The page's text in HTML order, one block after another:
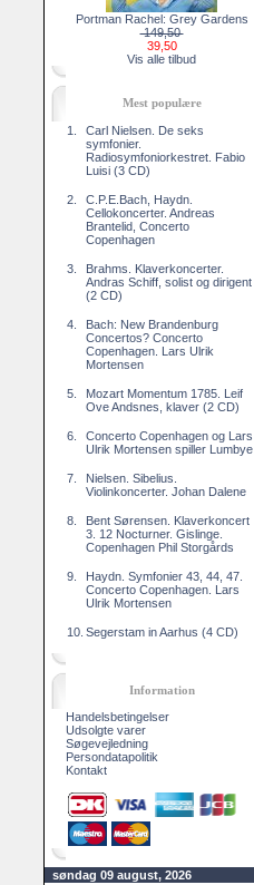
Portman Rachel: Grey Gardens
149,50
39,50
Vis alle tilbud
Mest populære
1.
Carl Nielsen. De seks
symfonier.
Radiosymfoniorkestret. Fabio
Luisi (3 CD)
2.
C.P.E.Bach, Haydn.
Cellokoncerter. Andreas
Brantelid, Concerto
Copenhagen
3.
Brahms. Klaverkoncerter.
Andras Schiff, solist og dirigent
(2 CD)
4.
Bach: New Brandenburg
Concertos? Concerto
Copenhagen. Lars Ulrik
Mortensen
5.
Mozart Momentum 1785. Leif
Ove Andsnes, klaver (2 CD)
6.
Concerto Copenhagen og Lars
Ulrik Mortensen spiller Lumbye
7.
Nielsen. Sibelius.
Violinkoncerter. Johan Dalene
8.
Bent Sørensen. Klaverkoncert
3. 12 Nocturner. Gislinge.
Copenhagen Phil Storgårds
9.
Haydn. Symfonier 43, 44, 47.
Concerto Copenhagen. Lars
Ulrik Mortensen
10. Segerstam in Aarhus (4 CD)
Information
Handelsbetingelser
Udsolgte varer
Søgevejledning
Persondatapolitik
Kontakt
søndag 09 august, 2026